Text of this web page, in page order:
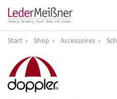
Start Shop Accessoires